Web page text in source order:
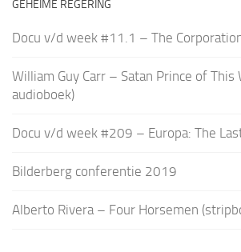
GEHEIME REGERING
Docu v/d week #11.1 – The
William Guy Carr – Satan Prince of This
audioboek)
Docu v/d week #209 – Europa: The
Bilderberg conferentie 2019
Alberto Rivera – Four Horsemen